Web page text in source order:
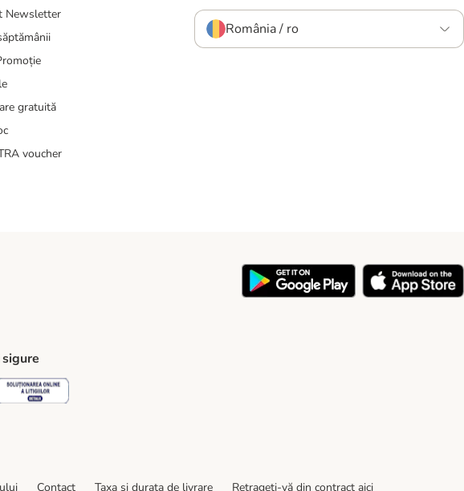
Newsletter
gratuită
voucher
România / ro
Security
Contact Taxa şi durata de livrare Retrageți-vă din contract aici